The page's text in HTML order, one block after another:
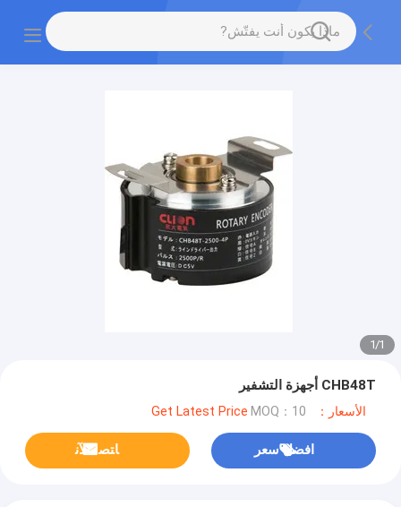
1
/
1
CHB48T أجهزة التشفير
الأسعار：Get Latest Price MOQ：10
افضل سعر ﺎﺘﺼﻟ ﺍﻶﻧ